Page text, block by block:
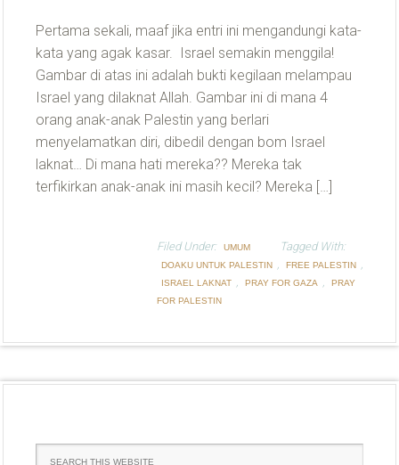
Pertama sekali, maaf jika entri ini mengandungi kata-
kata yang agak kasar. Israel semakin menggila!
Gambar di atas ini adalah bukti kegilaan melampau
Israel yang dilaknat Allah. Gambar ini di mana 4
orang anak-anak Palestin yang berlari
menyelamatkan diri, dibedil dengan bom Israel
laknat… Di mana hati mereka?? Mereka tak
terfikirkan anak-anak ini masih kecil? Mereka […]
Filed Under: UMUM Tagged With:
DOAKU UNTUK PALESTIN , FREE PALESTIN ,
ISRAEL LAKNAT , PRAY FOR GAZA ,
PRAY
FOR PALESTIN